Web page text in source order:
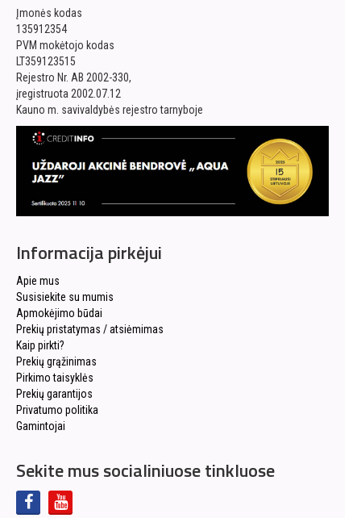
Įmonės kodas
135912354
PVM mokėtojo kodas
LT359123515
Rejestro Nr. AB 2002-330,
įregistruota 2002.07.12
Kauno m. savivaldybės rejestro tarnyboje
Informacija pirkėjui
Apie mus
Susisiekite su mumis
Apmokėjimo būdai
Prekių pristatymas / atsiėmimas
Kaip pirkti?
Prekių grąžinimas
Pirkimo taisyklės
Prekių garantijos
Privatumo politika
Gamintojai
Sekite mus socialiniuose tinkluose